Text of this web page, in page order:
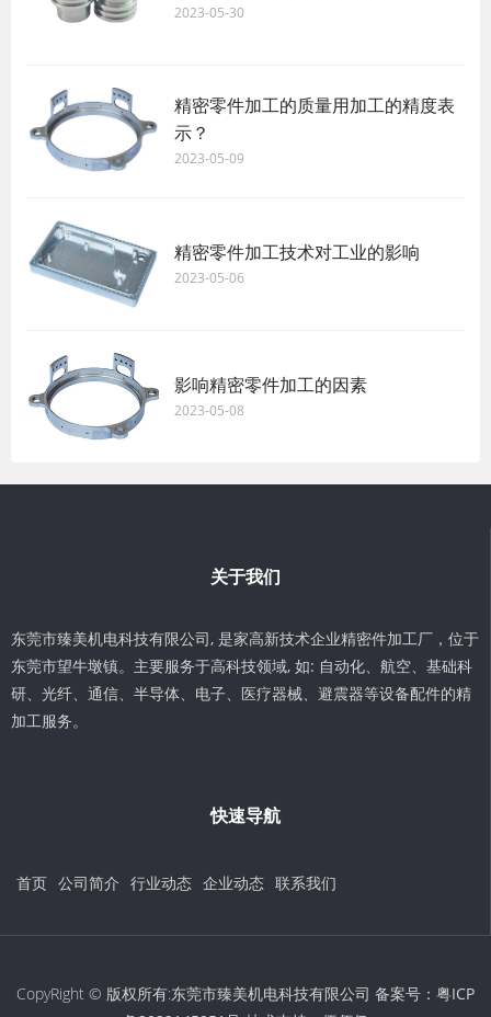
2023-05-30
精密零件加工的质量用加工的精度表
示？
2023-05-09
精密零件加工技术对工业的影响
2023-05-06
影响精密零件加工的因素
2023-05-08
关于我们
东莞市臻美机电科技有限公司, 是家高新技术企业精密件加工厂，位于
东莞市望牛墩镇。主要服务于高科技领域, 如: 自动化、航空、基础科
研、光纤、通信、半导体、电子、医疗器械、避震器等设备配件的精
加工服务。
快速导航
首页 公司简介 行业动态 企业动态 联系我们
CopyRight © 版权所有:东莞市臻美机电科技有限公司 备案号： 粤ICP